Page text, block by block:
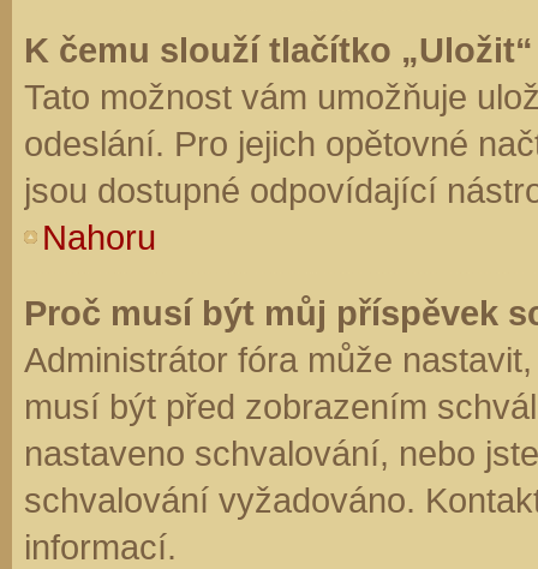
K čemu slouží tlačítko
Tato možnost vám umožňuje
odeslání. Pro jejich opětovné
jsou dostupné odpovídající
Nahoru
Proč musí být můj příspěvek
Administrátor fóra může
musí být před zobrazením
nastaveno schvalování, nebo
schvalování vyžadováno.
informací.